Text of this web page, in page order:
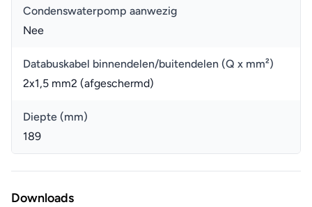
Condenswaterpomp aanwezig
Nee
Databuskabel binnendelen/buitendelen (Q x mm²)
2x1,5 mm2 (afgeschermd)
Diepte (mm)
189
Downloads